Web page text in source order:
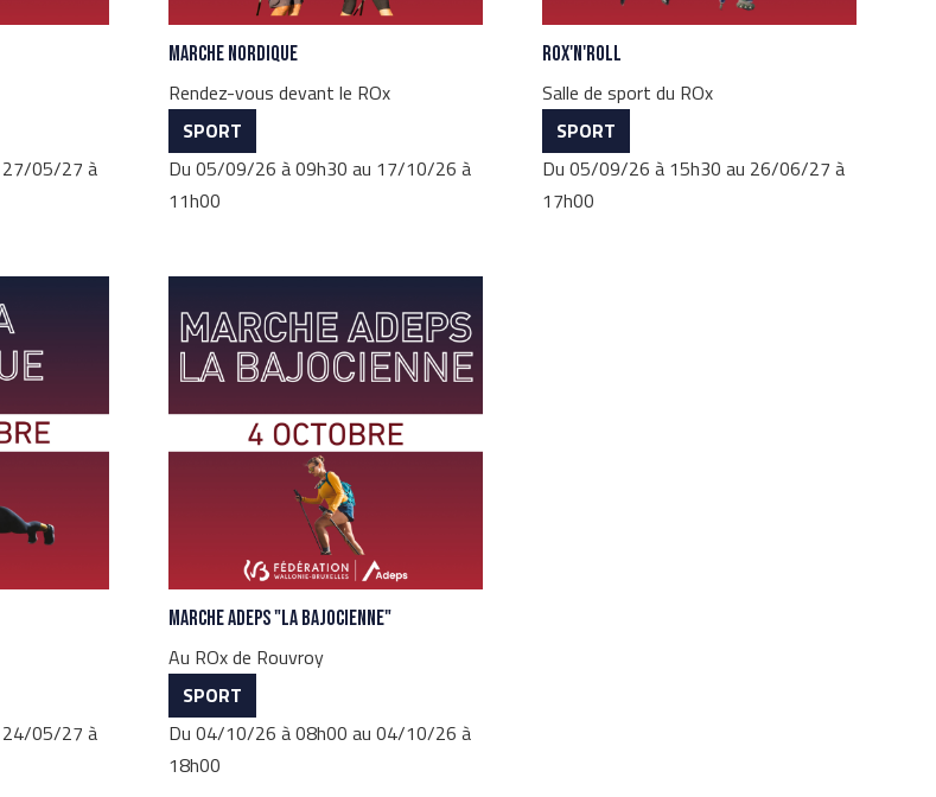
05/27 à
Marche nordique
Rendez-vous devant le ROx
SPORT
Du 05/09/26 à 09h30 au 17/10/26 à
11h00
Rox'n'Roll
Salle de sport du ROx
SPORT
Du 05/09/26 à 15h30 au 26/06/27 à
17h00
05/27 à
Marche Adeps "La Bajocienne"
Au ROx de Rouvroy
SPORT
Du 04/10/26 à 08h00 au 04/10/26 à
18h00